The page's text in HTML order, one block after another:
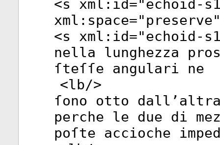
<s xml:id="echoid-
xml:space="preserve
<s xml:id="echoid-
nella lunghezza
ſteſſe angulari ne
<lb/>
ſono otto
perche le due di
poſte accioche